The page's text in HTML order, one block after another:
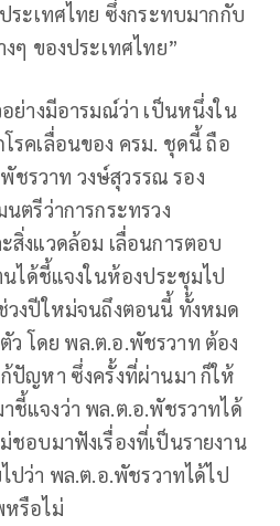
ระเทศไทย ซึ่งกระทบมากกับ
ๆ ของประเทศไทย”
ย่างมีอารมณ์ว่า เป็นหนึ่งใน
รคเลื่อนของ ครม. ชุดนี้ ถือ
ชรวาท วงษ์สุวรรณ รอง
ตรีว่าการกระทรวง
สิ่งแวดล้อม เลื่อนการตอบ
นได้ชี้แจงในห้องประชุมไป
วงปีใหม่จนถึงตอนนี้ ทั้งหมด
ว โดย พล.ต.อ.พัชรวาท ต้อง
ปัญหา ซึ่งครั้งที่ผ่านมา ก็ให้
ชี้แจงว่า พล.ต.อ.พัชรวาทได้
อบมาฟังเรื่องที่เป็นรายงาน
ปว่า พล.ต.อ.พัชรวาทได้ไป
รือไม่